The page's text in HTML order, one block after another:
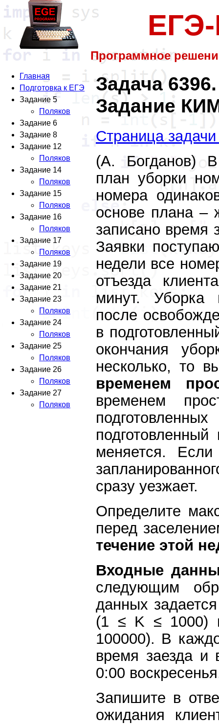
Программное
Главная
Подготовка к ЕГЭ
Задание 5
Поляков
Задание 6
Задание 8
Задание 12
Поляков
Задание 14
Поляков
Задание 15
Поляков
Задание 16
Поляков
Задание 17
Поляков
Задание 19
Задание 20
Задание 21
Задание 23
Поляков
Задание 24
Поляков
Задание 25
Поляков
Задание 26
Поляков
Задание 27
Поляков
Задача
Задание
Страница
(А. Богданов) В
план уборки
номера
основе плана –
записано время
Заявки
недели все
отъезда
минут. Уборка
после
в
окончания
несколько, то
временем
временем
меняется.
сразу уезжает.
Определите
перед
течение этой
Входные
следующим
данных
(1 ≤ K ≤ 1000)
100000). В
время заезда и
0:00
Запишите в
ожидания